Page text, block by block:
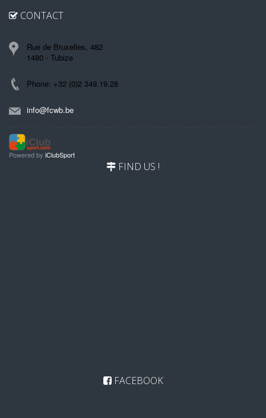
CONTACT
Rue de Bruxelles, 482
1480 - Tubize
Phone: +32 (0)2 349.19.28
info@fcwb.be
Powered by iClubSport
FIND US !
FACEBOOK